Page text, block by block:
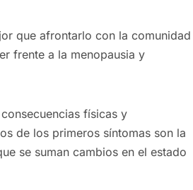
que afrontarlo con la comunidad
frente a la menopausia y
físicas y
de los primeros síntomas son la
se suman cambios en el estado